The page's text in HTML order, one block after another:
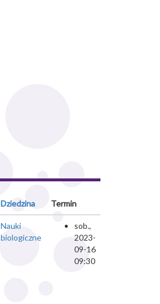
Dziedzina Termin
Nauki
biologiczne
sob.,
2023-
09-16
09:30